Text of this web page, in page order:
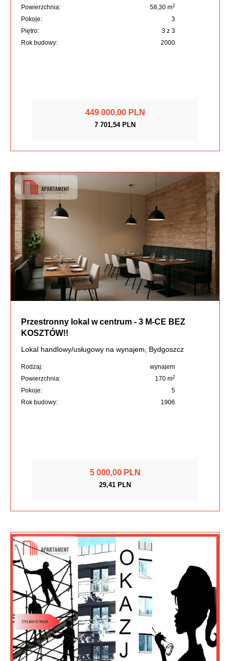
Powierzchnia:
58,30 m2
Pokoje:
3
Piętro:
3 z 3
Rok budowy:
2000
449 000,00 PLN
7 701,54 PLN
Przestronny lokal w centrum - 3 M-CE BEZ
KOSZTÓW!!
Lokal handlowy/usługowy na wynajem, Bydgoszcz
Rodzaj:
wynajem
Powierzchnia:
170 m2
Pokoje:
5
Rok budowy:
1906
5 000,00 PLN
29,41 PLN